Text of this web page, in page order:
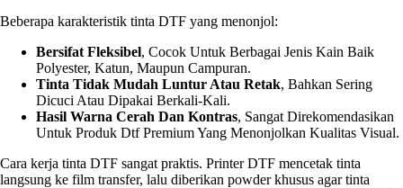
Beberapa karakteristik tinta DTF yang menonjol:
Bersifat Fleksibel, Cocok Untuk Berbagai Jenis Kain Baik
Polyester, Katun, Maupun Campuran.
Tinta Tidak Mudah Luntur Atau Retak, Bahkan Sering
Dicuci Atau Dipakai Berkali-Kali.
Hasil Warna Cerah Dan Kontras, Sangat Direkomendasikan
Untuk Produk Dtf Premium Yang Menonjolkan Kualitas Visual.
Cara kerja tinta DTF sangat praktis. Printer DTF mencetak tinta
langsung ke film transfer, lalu diberikan powder khusus agar tinta